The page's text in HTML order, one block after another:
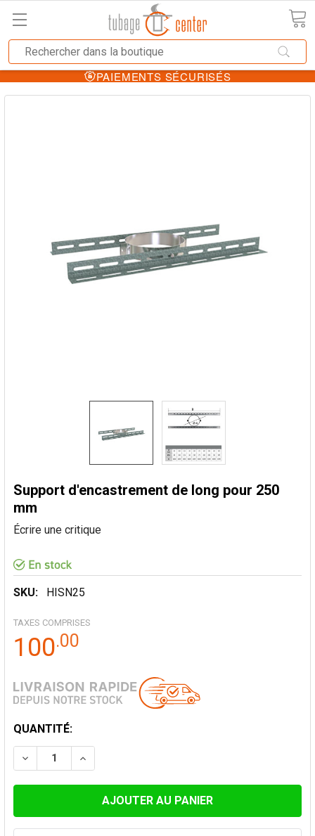
PAIEMENTS SÉCURISÉS
Support d'encastrement de long pour 250
mm
Écrire une critique
SKU: HISN25
TAXES COMPRISES
100.00
STOCK
ACTUEL:
QUANTITÉ:
DIMINUER LA QUANTITÉ DE SUPPORT
AUGMENTER LA QUANTITÉ DE SUPPORT